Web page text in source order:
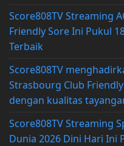
Score808TV Streaming
Friendly Sore Ini Pukul
Terbaik
Score808TV
Strasbourg Club
dengan kualitas
Score808TV Streaming
Dunia 2026 Dini Hari Ini